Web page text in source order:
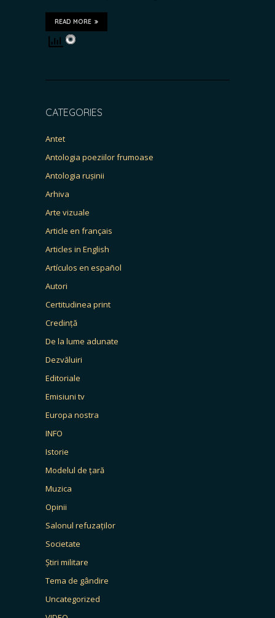
READ MORE
CATEGORIES
Antet
Antologia poeziilor frumoase
Antologia rușinii
Arhiva
Arte vizuale
Article en français
Articles in English
Artículos en español
Autori
Certitudinea print
Credință
De la lume adunate
Dezvăluiri
Editoriale
Emisiuni tv
Europa nostra
INFO
Istorie
Modelul de țară
Muzica
Opinii
Salonul refuzaților
Societate
Știri militare
Tema de gândire
Uncategorized